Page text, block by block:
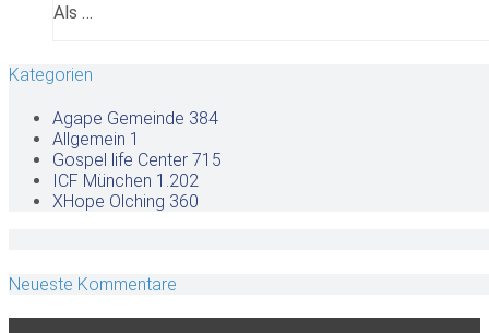
Als …
Kategorien
Agape Gemeinde 384
Allgemein 1
Gospel life Center 715
ICF München 1.202
XHope Olching 360
Neueste Kommentare